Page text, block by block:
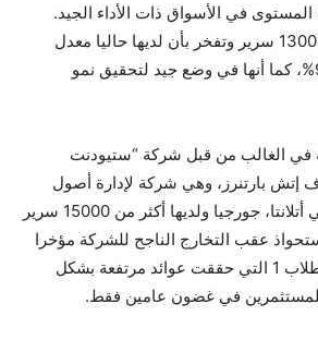
المستوى في الأسواق ذات الأداء الجيد.
تشتمل المحفظة على 1300 سرير وتفخر بأن لديها حاليا معدل
إشغال ممتاز بنسبة 97%، كما أنها في وضع جيد لتحقيق نمو
في الغالب من قبل شركة “ستيودنت
إتش بارتنرز، وهي شركة لإدارة أصول
سكن الطلاب مقرها في أتلانتا، جورجيا ولديها أكثر من 15000 سرير
عقب التخارج الناجح للشركة مؤخرا
من محفظتها لسكن الطلاب 1 التي حققت عوائد مرتفعة بشكل